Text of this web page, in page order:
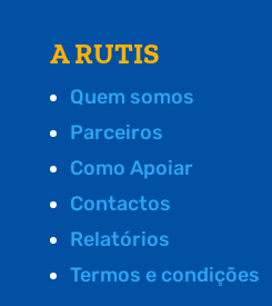
A RUTIS
Quem somos
Parceiros
Como Apoiar
Contactos
Relatórios
Termos e condições